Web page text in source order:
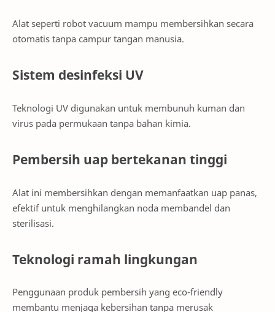
Alat seperti robot vacuum mampu membersihkan secara
otomatis tanpa campur tangan manusia.
Sistem desinfeksi UV
Teknologi UV digunakan untuk membunuh kuman dan
virus pada permukaan tanpa bahan kimia.
Pembersih uap bertekanan tinggi
Alat ini membersihkan dengan memanfaatkan uap panas,
efektif untuk menghilangkan noda membandel dan
sterilisasi.
Teknologi ramah lingkungan
Penggunaan produk pembersih yang eco-friendly
membantu menjaga kebersihan tanpa merusak